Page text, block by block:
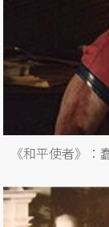
《和平使者》：